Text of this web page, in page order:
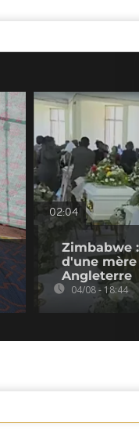
02:04
Zimbabwe
d'une mère
Angleterre
04/08 - 18:44